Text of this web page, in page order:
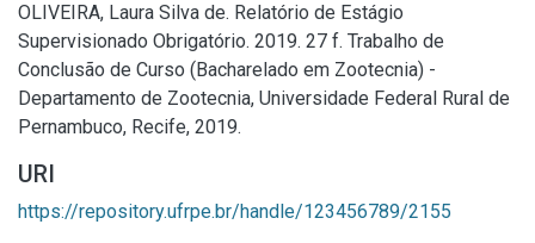
OLIVEIRA, Laura Silva de. Relatório de Estágio
Supervisionado Obrigatório. 2019. 27 f. Trabalho de
Conclusão de Curso (Bacharelado em Zootecnia) -
Departamento de Zootecnia, Universidade Federal Rural de
Pernambuco, Recife, 2019.
URI
https://repository.ufrpe.br/handle/123456789/2155